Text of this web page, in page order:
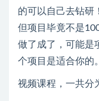
的可以自己去钻研
但项目毕竟不是
做了成了，可能是
个项目是适合你的。
视频课程，一共分